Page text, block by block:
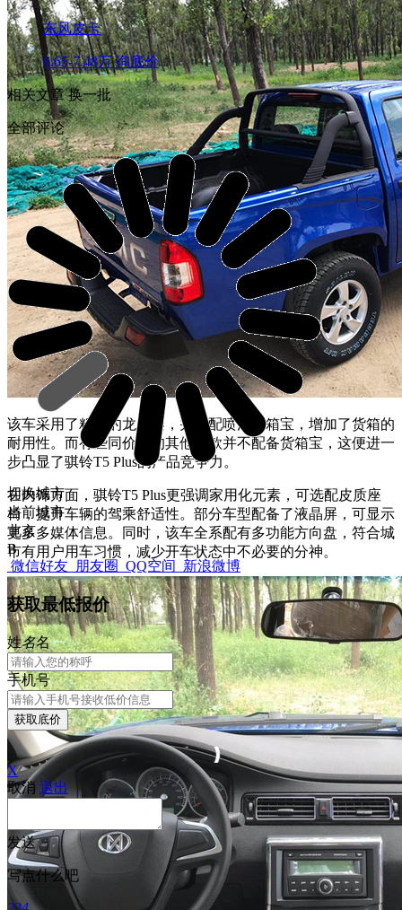
该车采用了粗壮的龙门架，并标配喷涂货箱宝，增加了货箱的
耐用性。而有些同价位的其他车款并不配备货箱宝，这便进一
步凸显了骐铃T5 Plus的产品竞争力。
在内饰方面，骐铃T5 Plus更强调家用化元素，可选配皮质座
椅，提升车辆的驾乘舒适性。部分车型配备了液晶屏，可显示
更多多媒体信息。同时，该车全系配有多功能方向盘，符合城
市有用户用车习惯，减少开车状态中不必要的分神。
东风皮卡
6.65-7.48万 询底价
相关文章换一批
全部评论
切换城市
当前城市
北京
B
微信好友 朋友圈 QQ空间 新浪微博
获取最低报价
姓名名
手机号
获取底价
X
取消 退出
发送
写点什么吧